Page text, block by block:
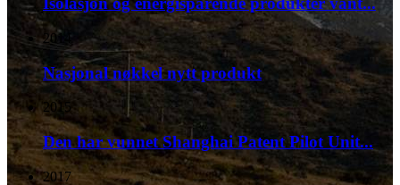
2014
Nasjonal nøkkel nytt produkt
2015
Den har vunnet Shanghai Patent Pilot Unit...
2017